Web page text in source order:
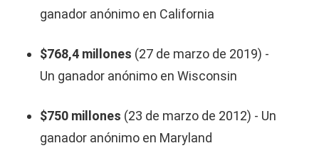
ganador anónimo en California
$768,4 millones (27 de marzo de 2019) -
Un ganador anónimo en Wisconsin
$750 millones (23 de marzo de 2012) - Un
ganador anónimo en Maryland